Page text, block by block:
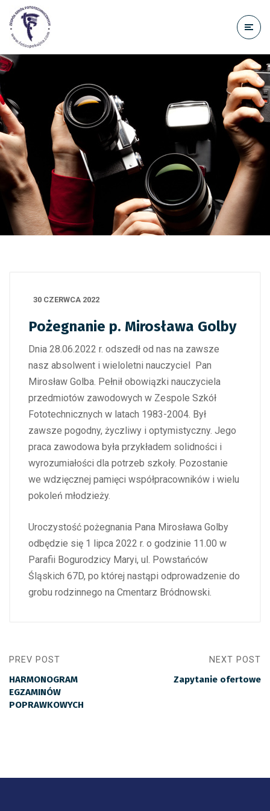
treści
30 CZERWCA 2022
Pożegnanie p. Mirosława Golby
Dnia 28.06.2022 r. odszedł od nas na zawsze
nasz absolwent i wieloletni nauczyciel Pan
Mirosław Golba. Pełnił obowiązki nauczyciela
przedmiotów zawodowych w Zespole Szkół
Fototechnicznych w latach 1983-2004. Był
zawsze pogodny, życzliwy i optymistyczny. Jego
praca zawodowa była przykładem solidności i
wyrozumiałości dla potrzeb szkoły. Pozostanie
we wdzięcznej pamięci współpracowników i wielu
pokoleń młodzieży.
Uroczystość pożegnania Pana Mirosława Golby
odbędzie się 1 lipca 2022 r. o godzinie 11.00 w
Parafii Bogurodzicy Maryi, ul. Powstańców
Śląskich 67D, po której nastąpi odprowadzenie do
grobu rodzinnego na Cmentarz Bródnowski.
PREV POST
HARMONOGRAM
EGZAMINÓW
POPRAWKOWYCH
NEXT POST
Zapytanie ofertowe